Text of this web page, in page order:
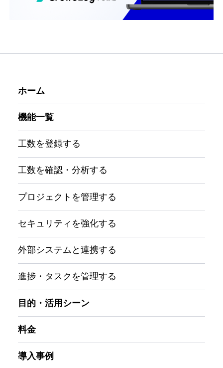
ホーム
機能一覧
工数を登録する
工数を確認・分析する
プロジェクトを管理する
セキュリティを強化する
外部システムと連携する
進捗・タスクを管理する
目的・活用シーン
料金
導入事例